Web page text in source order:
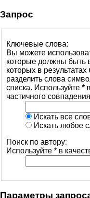
Запрос
Ключевые слова:
Вы можете
которые должны быть
которых в
разделить слова
списка. Используйте *
частичного
Искать все
Искать любое
Поиск по автору:
Используйте * в
Параметры